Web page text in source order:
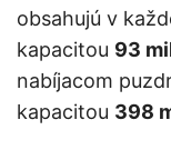
obsahujú v
kapacitou 93
nabíjacom
kapacitou 398